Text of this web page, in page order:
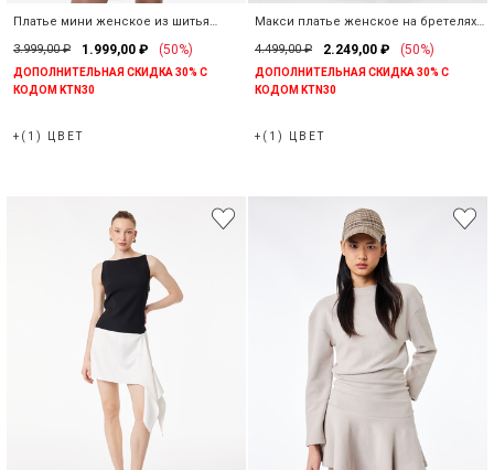
Платье мини женское из шитья
3.999,00 ₽ 1.999,00 ₽ (50%)
ДОПОЛНИТЕЛЬНАЯ СКИДКА 30% С
КОДОМ KTN30
+(1) ЦВЕТ
Макси платье женское на бретелях
4.499,00 ₽ 2.249,00 ₽ (50%)
ДОПОЛНИТЕЛЬНАЯ СКИДКА 30% С
КОДОМ KTN30
+(1) ЦВЕТ